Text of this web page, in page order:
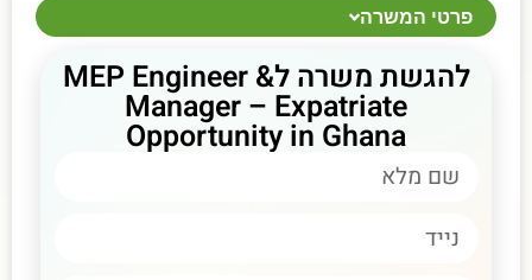
פרטי המשרה
להגשת משרה לMEP Engineer &
Manager – Expatriate
Opportunity in Ghana